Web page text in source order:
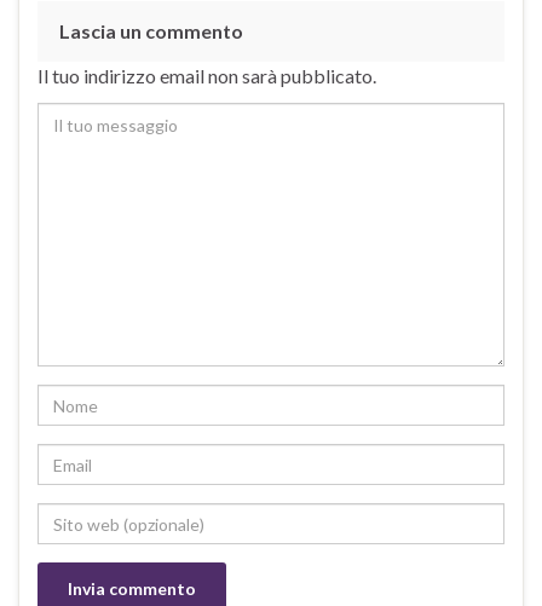
Lascia un commento
Il tuo indirizzo email non sarà pubblicato.